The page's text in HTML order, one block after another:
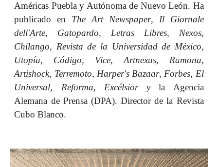
Américas Puebla y Autónoma de Nuevo León. Ha
publicado en The Art Newspaper, Il Giornale
dell'Arte, Gatopardo, Letras Libres, Nexos,
Chilango, Revista de la Universidad de México,
Utopía, Código, Vice, Artnexus, Ramona,
Artishock, Terremoto, Harper's Bazaar, Forbes, El
Universal, Reforma,
Excélsioryla Agencia
Alemana de Prensa (DPA). Director de la Revista
Cubo Blanco.